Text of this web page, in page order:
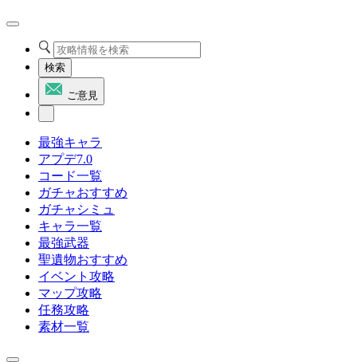
検索
ご意見
最強キャラ
アプデ7.0
コード一覧
ガチャおすすめ
ガチャシミュ
キャラ一覧
最強武器
聖遺物おすすめ
イベント攻略
マップ攻略
任務攻略
素材一覧